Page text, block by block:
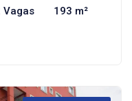
Vagas 193 m²